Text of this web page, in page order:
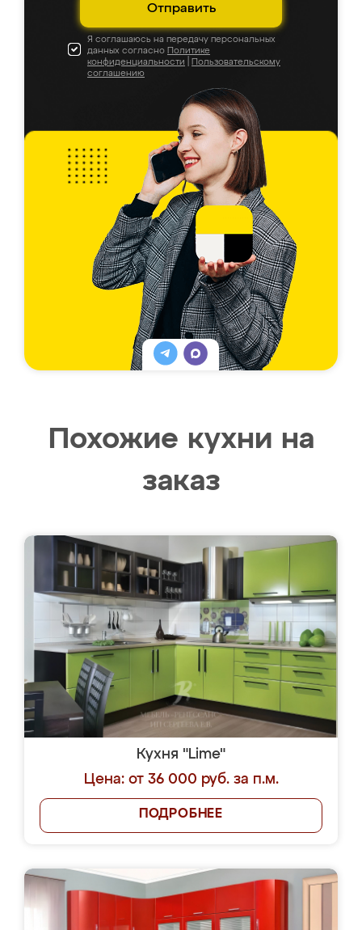
Отправить
Я соглашаюсь на передачу персональных
данных согласно Политике
конфиденциальности
Пользовательскому
соглашению
Похожие кухни на
заказ
Кухня "Lime"
Цена: от 36 000 руб. за п.м.
ПОДРОБНЕЕ